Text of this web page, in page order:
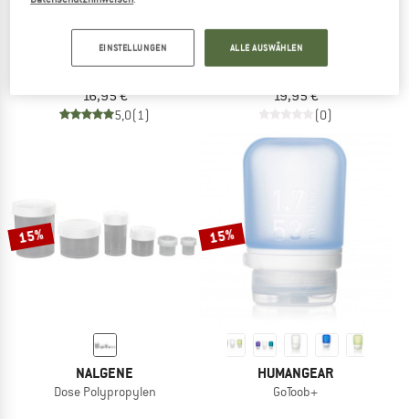
16,95 €
5,0(1)
MATADOR
19,95 €
(0)
15%
NALGENE
Dose Polypropylen
15%
HUMANGEAR
GoToob+
EINSTELLUNGEN ALLE AUSWÄHLEN